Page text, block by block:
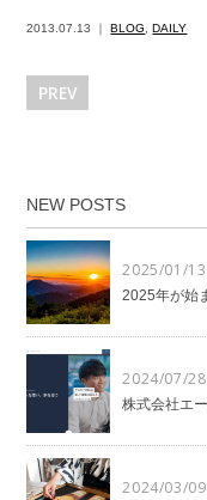
2013.07.13 ｜BLOG ,DAILY
PREV
NEW POSTS
2025/01/13
2025年が始
2024/07/28
株式会社エ
2024/03/09